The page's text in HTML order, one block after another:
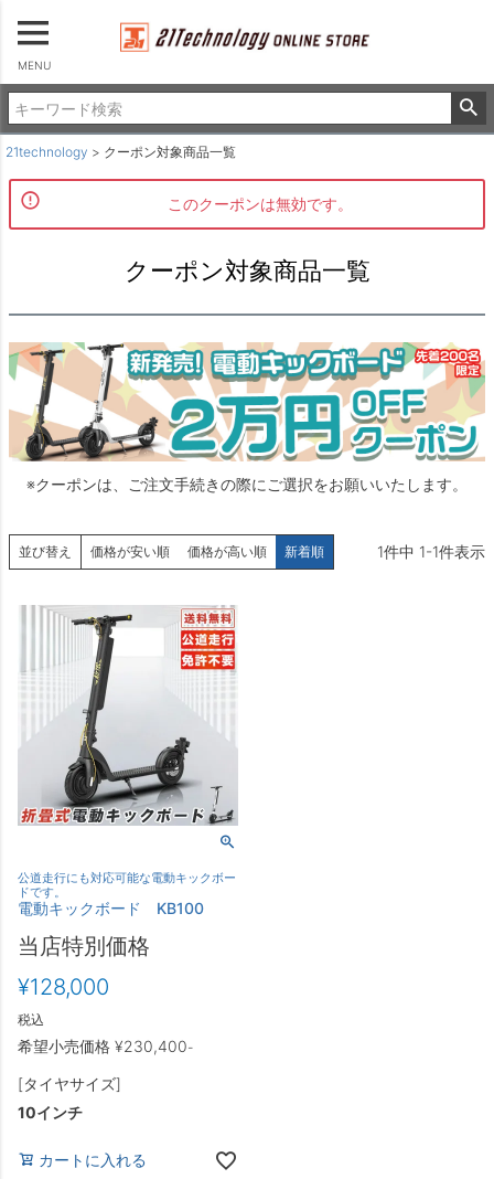
MENU
21technology クーポン対象商品一覧
このクーポンは無効です。
クーポン対象商品一覧
※クーポンは、ご注文手続きの際にご選択をお願いいたします。
並び替え 価格が安い順 価格が高い順 新着順 1件中 1-1件表示
公道走行にも対応可能な電動キックボー
ドです。
電動キックボード KB100
希望小売価格 ¥230,400-
当店特別価格
¥128,000
税込
[タイヤサイズ]
10インチ
カートに入れる